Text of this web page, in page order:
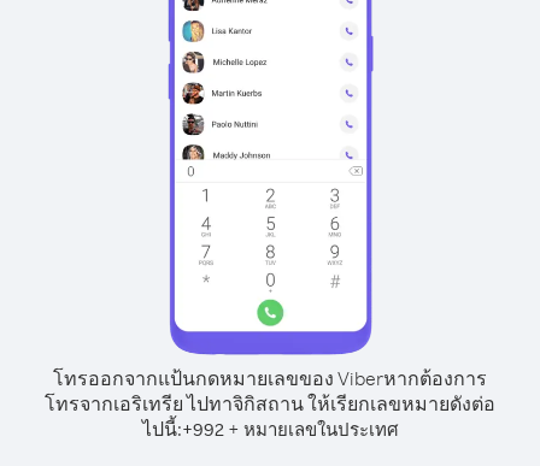
โทรออกจากแป้นกดหมายเลขของ Viberหากต้องการ
โทรจากเอริเทรีย ไปทาจิกิสถาน ให้เรียกเลขหมายดังต่อ
ไปนี้:+992+ หมายเลขในประเทศ